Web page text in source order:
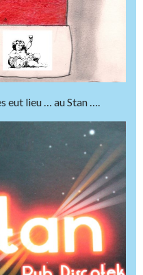
eut lieu … au Stan ….